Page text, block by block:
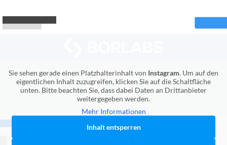
Sie sehen gerade einen Platzhalterinhalt von Instagram. Um auf den
eigentlichen Inhalt zuzugreifen, klicken Sie auf die Schaltfläche
unten. Bitte beachten Sie, dass dabei Daten an Drittanbieter
weitergegeben werden.
Mehr Informationen
Inhalt entsperren